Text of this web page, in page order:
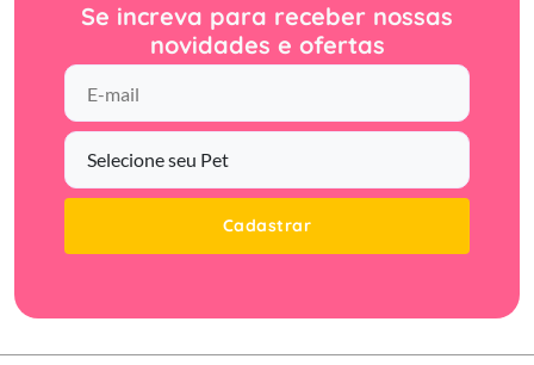
Se increva para receber nossas
novidades e ofertas
Cadastrar